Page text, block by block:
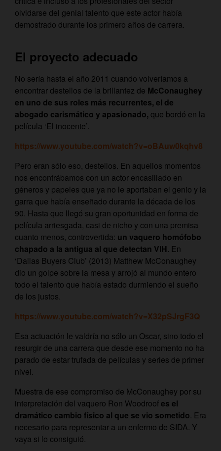
olvidarse del genial talento que este actor había
demostrado durante los primero años de carrera.
El proyecto adecuado
No sería hasta el año 2011 cuando volveríamos a
encontrar destellos de la brillantez de McConaughey
en uno de sus roles más recurrentes, el de
abogado carismático y apasionado, que bordó en la
película ‘El inocente’.
https://www.youtube.com/watch?v=oBAuw0kqhv8
Pero eran sólo eso, destellos. En aquellos momentos
nos encontrábamos con un actor encasillado en
géneros y papeles que ya no le aportaban el genio y la
garra que había enseñado durante la década de los
90. Hasta que llegó su gran oportunidad en forma de
película arriesgada, casi de nicho y con una premisa
cuanto menos, controvertida: un vaquero homófobo
chapado a la antigua al que detectan VIH. En
‘Dallas Buyers Club’ (2013) Matthew McConaughey
dio un golpe sobre la mesa y arrojó al mundo entero
todo el talento que había estado durmiendo el sueño
de los justos.
https://www.youtube.com/watch?v=X32pSJrgF3Q
Esa actuación le valdría no sólo un Oscar, sino todo el
resurgir de una carrera que desde ese momento no ha
parado de estar trufada de películas y series de primer
nivel.
Muestra de ese compromiso de McConaughey por su
interpretación del vaquero Ron Woodroofes el
dramático cambio físico al que se vio sometido. Era
necesario para representar a un enfermo de SIDA. Y
vaya si lo consiguió.